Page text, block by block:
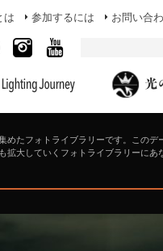
は 参加するには お問い合
めたフォトライブラリーです。このデ
大していくフォトライブラリーにあ